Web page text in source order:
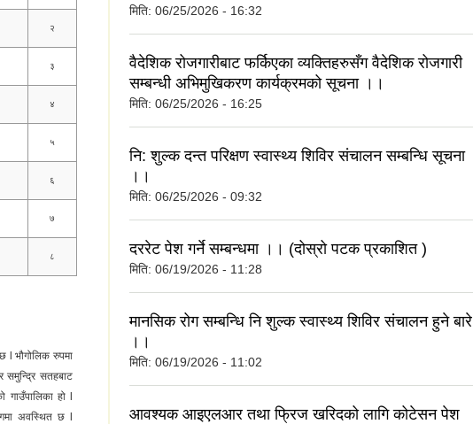
२
३
४
५
६
७
८
l भौगोलिक रुपमा
सतहबाट
गाउँपालिका हो l
अवस्थित छ l
मिति: 06/25/2026 - 16:32
वैदेशिक रोजगारीबाट फर्किएका व्यक्तिहरुसँग वैदेशिक रोजगारी
सम्बन्धी अभिमुखिकरण कार्यक्रमको सूचना ।।
मिति: 06/25/2026 - 16:25
नि: शुल्क दन्त परिक्षण स्वास्थ्य शिविर संचालन सम्बन्धि सूचना
।।
मिति: 06/25/2026 - 09:32
दररेट पेश गर्ने सम्बन्धमा ।। (दोस्रो पटक प्रकाशित )
मिति: 06/19/2026 - 11:28
मानसिक रोग सम्बन्धि नि शुल्क स्वास्थ्य शिविर संचालन हुने बारे
।।
मिति: 06/19/2026 - 11:02
आवश्यक आइएलआर तथा फ्रिज खरिदको लागि कोटेसन पेश